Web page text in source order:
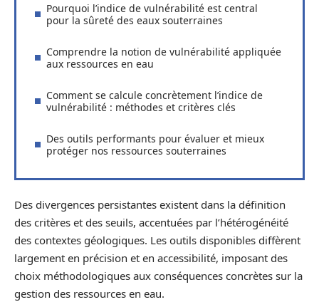
Pourquoi l’indice de vulnérabilité est central
pour la sûreté des eaux souterraines
Comprendre la notion de vulnérabilité appliquée
aux ressources en eau
Comment se calcule concrètement l’indice de
vulnérabilité : méthodes et critères clés
Des outils performants pour évaluer et mieux
protéger nos ressources souterraines
Des divergences persistantes existent dans la définition
des critères et des seuils, accentuées par l’hétérogénéité
des contextes géologiques. Les outils disponibles diffèrent
largement en précision et en accessibilité, imposant des
choix méthodologiques aux conséquences concrètes sur la
gestion des ressources en eau.